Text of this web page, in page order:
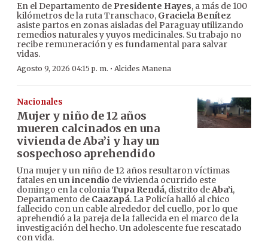
En el Departamento de Presidente Hayes, a más de 100
kilómetros de la ruta Transchaco, Graciela Benítez
asiste partos en zonas aisladas del Paraguay utilizando
remedios naturales y yuyos medicinales. Su trabajo no
recibe remuneración y es fundamental para salvar
vidas.
Agosto 9, 2026 04:15 p. m. · Alcides Manena
Nacionales
Mujer y niño de 12 años
mueren calcinados en una
vivienda de Aba’i y hay un
sospechoso aprehendido
Una mujer y un niño de 12 años resultaron víctimas
fatales en unincendio de vivienda ocurrido este
domingo en la coloniaTupa Rendá, distrito deAba’i,
Departamento de Caazapá. La Policía halló al chico
fallecido con un cable alrededor del cuello, por lo que
aprehendió a la pareja de la fallecida en el marco de la
investigación del hecho. Un adolescente fue rescatado
con vida.